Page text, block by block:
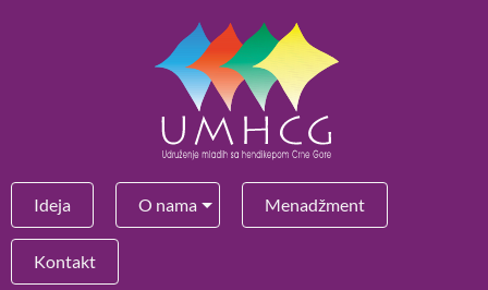
Ideja O nama Menadžment
Kontakt